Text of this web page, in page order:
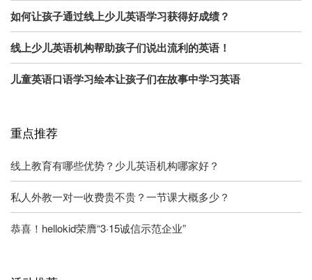
如何让孩子通过线上少儿英语学习获得好成绩？
线上少儿英语机构帮助孩子们说出流利的英语！
儿童英语口语学习绘本让孩子们在故事中学习英语
重点推荐
线上教育有哪些优势？少儿英语机构哪家好？
私人外教一对一收费贵不贵？一节课大概多少？
恭喜！hellokid荣膺“3·15诚信示范企业”